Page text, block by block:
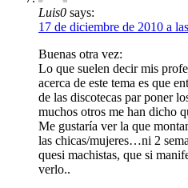
Luis0 says:
17 de diciembre de 2010 a
Buenas otra vez:
Lo que suelen decir mis
acerca de este tema es que
de las discotecas par poner
muchos otros me han dicho
Me gustaría ver la que
las chicas/mujeres…ni 2
quesi machistas, que si
verlo..